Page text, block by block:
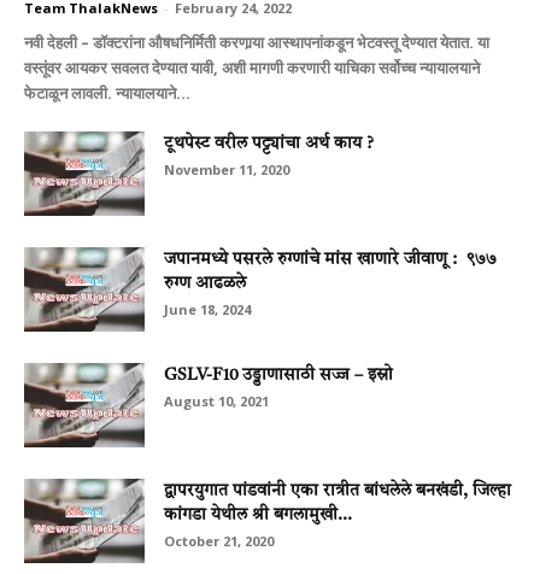
Team ThalakNews - February 24, 2022
नवी देहली – डॉक्टरांना औषधनिर्मिती करणार्‍या आस्थापनांकडून भेटवस्तू देण्यात येतात. या
वस्तूंवर आयकर सवलत देण्यात यावी, अशी मागणी करणारी याचिका सर्वोच्च न्यायालयाने
फेटाळून लावली. न्यायालयाने...
टूथपेस्ट वरील पट्ट्यांचा अर्थ काय ?
November 11, 2020
जपानमध्ये पसरले रुग्णांचे मांस खाणारे जीवाणू : ९७७
रुग्ण आढळले
June 18, 2024
GSLV-F10 उड्डाणासाठी सज्ज – इस्रो
August 10, 2021
द्वापरयुगात पांडवांनी एका रात्रीत बांधलेले बनखंडी, जिल्हा
कांगडा येथील श्री बगलामुखी...
October 21, 2020